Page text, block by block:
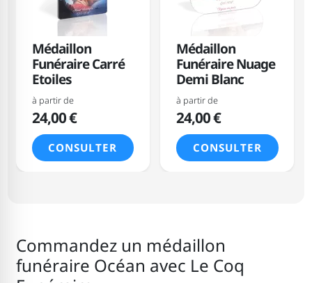
Médaillon
Funéraire Carré
Etoiles
à partir de
24,00 €
CONSULTER
Médaillon
Funéraire Nuage
Demi Blanc
à partir de
24,00 €
CONSULTER
Commandez un médaillon
funéraire Océan avec Le Coq